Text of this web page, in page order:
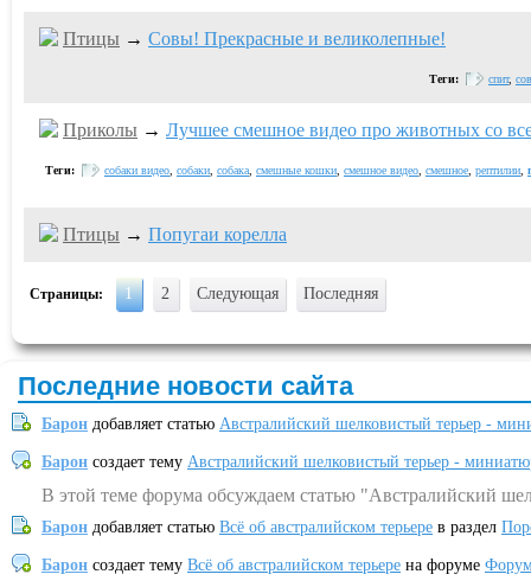
Птицы → Совы! Прекрасные и великолепные!
Теги: спит,
Приколы → Лучшее смешное видео про животных со
Теги: собаки видео собаки собака смешные кошки смешное видео смешное рептилии
Птицы → Попугаи корелла
Страницы: 1 2 Следующая Последняя
Последние новости сайта
Барон добавляет статью Австралийский шелковистый терьер -
Барон создает тему Австралийский шелковистый терьер -
В этой теме форума обсуждаем статью "Австралийский
Барон добавляет статью Всё об австралийском терьере в раздел
Барон создает тему Всё об австралийском терьере на форуме